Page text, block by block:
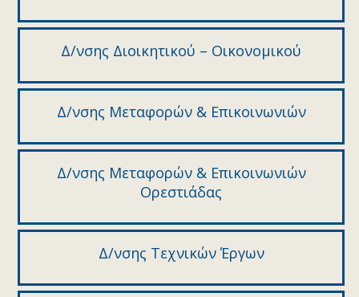
Δ/νσης Διοικητικού – Οικονομικού
Δ/νσης Μεταφορών & Επικοινωνιών
Δ/νσης Μεταφορών & Επικοινωνιών
Ορεστιάδας
Δ/νσης Τεχνικών Έργων